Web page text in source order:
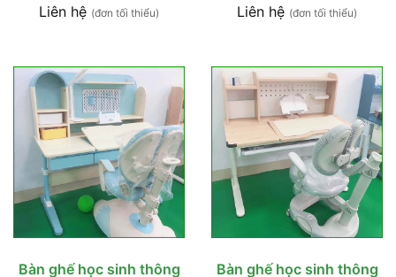
Liên hệ (đơn tối thiểu) Liên hệ (đơn tối thiểu)
Bàn ghế học sinh thông Bàn ghế học sinh thông